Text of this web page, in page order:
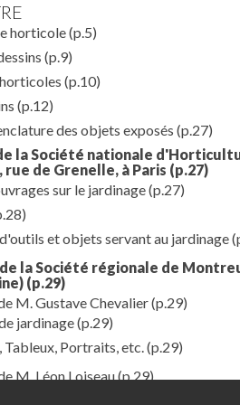
horticole(p.5)
(p.9)
(p.10)
(p.12)
des objets exposés (p.27)
la Société nationale
rue de Grenelle, à Paris (p.27)
sur le jardinage(p.27)
et objets servant au jardinage
la Société régionale de
(p.29)
M. Gustave Chevalier(p.29)
jardinage(p.29)
Tableux, Portraits, etc. (p.29)
M. Léon Loiseau(p.29)